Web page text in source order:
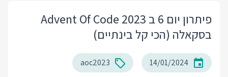
פיתרון יום 6 ב Advent Of Code 2023
בסקאלה (הכי קל בינתיים)
14/01/2024
aoc2023